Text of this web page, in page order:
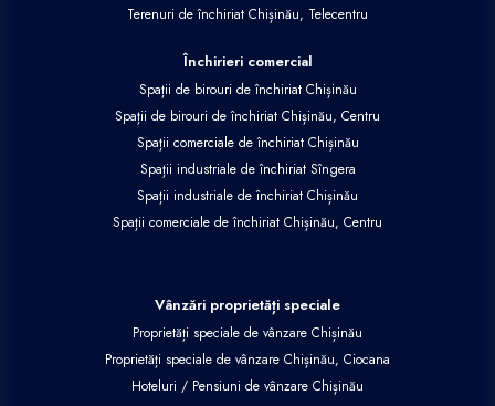
Terenuri de închiriat Chișinău, Telecentru
Închirieri comercial
Spații de birouri de închiriat Chișinău
Spații de birouri de închiriat Chișinău, Centru
Spații comerciale de închiriat Chișinău
Spații industriale de închiriat Sîngera
Spații industriale de închiriat Chișinău
Spații comerciale de închiriat Chișinău, Centru
Vânzări proprietăți speciale
Proprietăți speciale de vânzare Chișinău
Proprietăți speciale de vânzare Chișinău, Ciocana
Hoteluri / Pensiuni de vânzare Chișinău